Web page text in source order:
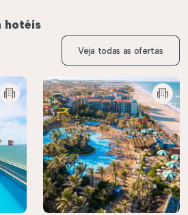
hotéis
Veja todas as ofertas